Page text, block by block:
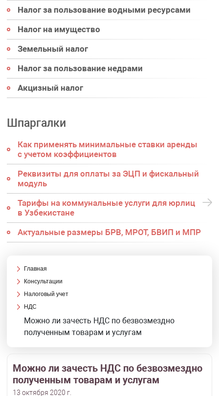
Налог за пользование водными ресурсами
Налог на имущество
Земельный налог
Налог за пользование недрами
Акцизный налог
Шпаргалки
Как применять минимальные ставки аренды
с учетом коэффициентов
Реквизиты для оплаты за ЭЦП и фискальный
модуль
Тарифы на коммунальные услуги для юрлиц
в Узбекистане
Актуальные размеры БРВ, МРОТ, БВИП и МПР
Главная
Консультации
Налоговый учет
НДС
Можно ли зачесть НДС по безвозмездно
полученным товарам и услугам
Можно ли зачесть НДС по безвозмездно
полученным товарам и услугам
13 октября 2020 г.